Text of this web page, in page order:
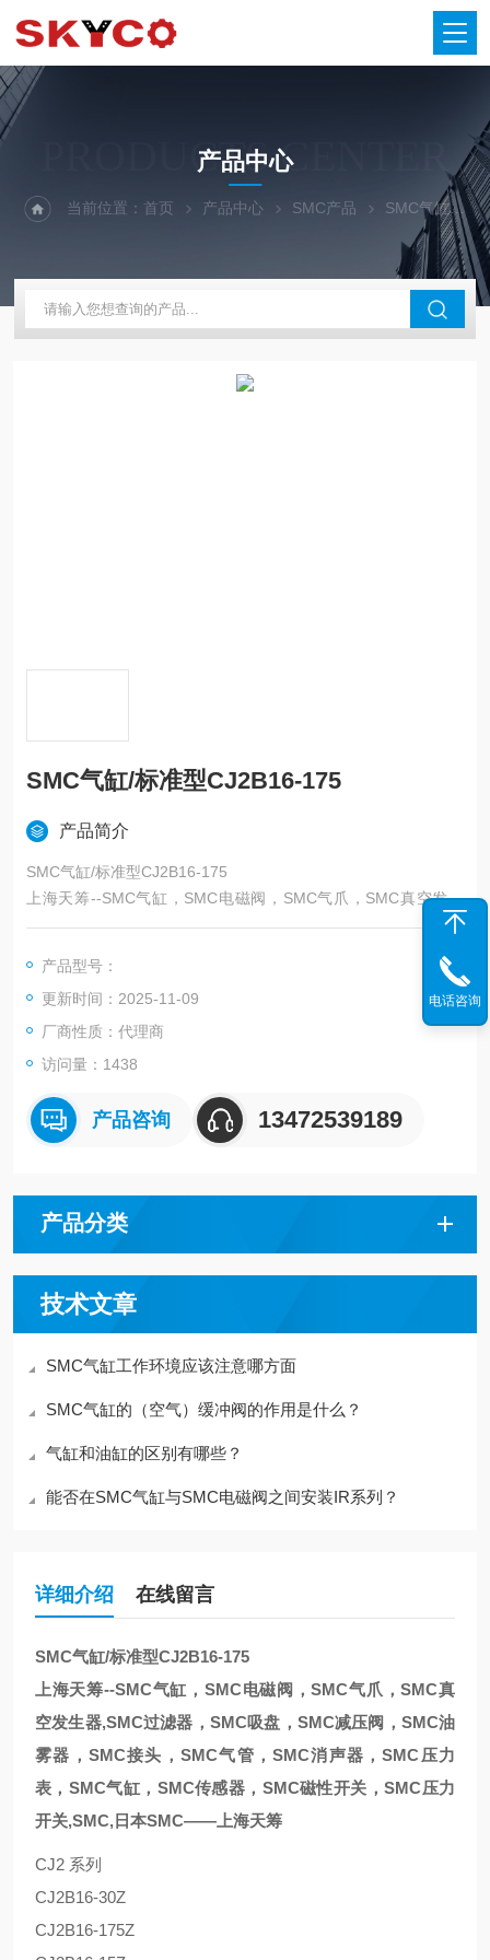
PRODUCTS CENTER
产品中心
当前位置：首页 产品中心 SMC产品 SMC气缸
SMC气缸/标准型CJ2B16-175
产品简介
SMC气缸/标准型CJ2B16-175
上海天筹--SMC气缸，SMC电磁阀，SMC气爪，SMC真空发生
器,SMC过滤器，SMC吸盘，SMC减压阀，SMC油雾器，SMC接
感器，SMC磁性开关，SMC压力开关,SMC,日本SMC——上海天
筹
产品型号：
更新时间：2025-11-09
厂商性质：代理商
访问量：1438
产品咨询 13472539189
产品分类
技术文章
SMC气缸工作环境应该注意哪方面
SMC气缸的（空气）缓冲阀的作用是什么？
气缸和油缸的区别有哪些？
能否在SMC气缸与SMC电磁阀之间安装IR系列？
详细介绍 在线留言
SMC气缸/标准型CJ2B16-175
上海天筹--SMC气缸，SMC电磁阀，SMC气爪，SMC真
空发生器,SMC过滤器，SMC吸盘，SMC减压阀，SMC油
雾器，SMC接头，SMC气管，SMC消声器，SMC压力
表，SMC气缸，SMC传感器，SMC磁性开关，SMC压力
开关,SMC,日本SMC——上海天筹
CJ2 系列
CJ2B16-30Z
CJ2B16-175Z
电话咨询